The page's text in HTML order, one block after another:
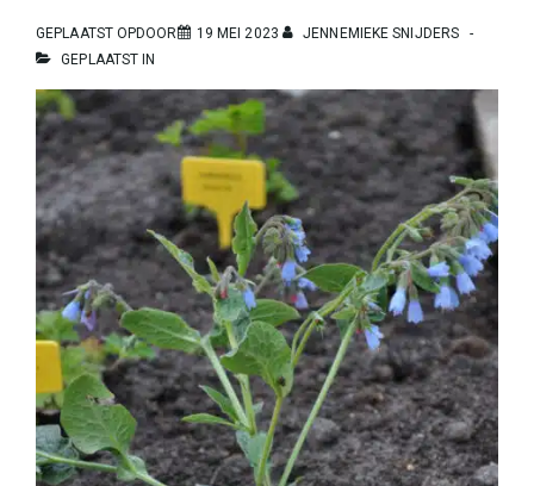
GEPLAATST OPDOOR 19 MEI 2023
JENNEMIEKE SNIJDERS
GEPLAATST IN